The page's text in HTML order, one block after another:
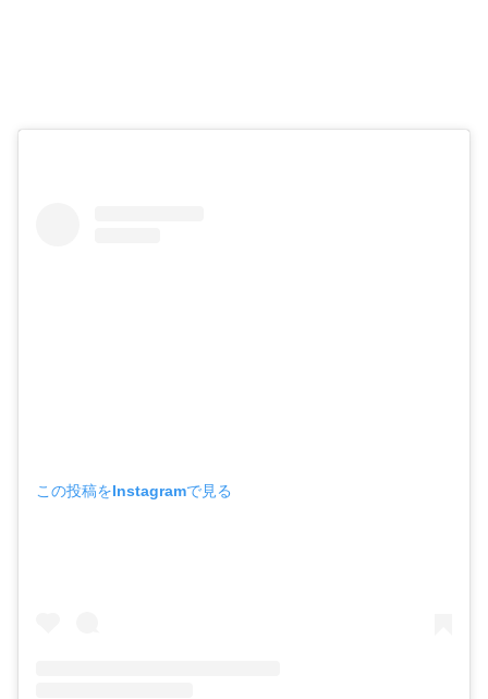
この投稿をInstagramで見る